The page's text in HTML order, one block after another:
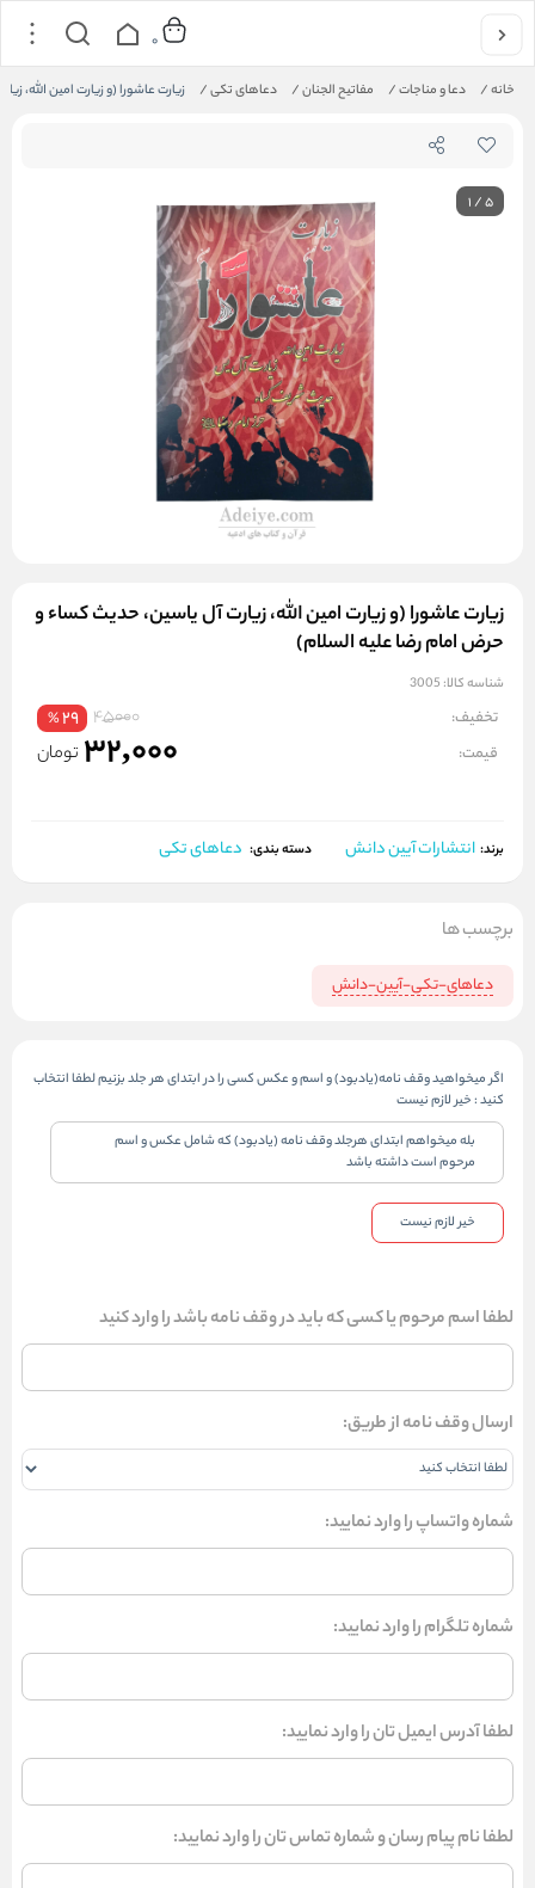
خانه/ دعا و مناجات/ مفاتیح الجنان/ دعاهای تکی/ زیارت عاشورا (و زیارت امین الله،
0
1/5
زیارت عاشورا (و زیارت امین الله، زیارت آل یاسین، حدیث کساء و
حرض امام رضا علیه السلام)
شناسه کالا: 3005
تخفیف: 45000
29
%
قیمت: 32,000 تومان
برند: انتشارات آیین دانش دسته بندی: دعاهای تکی
برچسب ها
دعاهای-تکی-آیین-دانش
اگر میخواهید وقف نامه(یادبود) و اسم و عکس کسی را در ابتدای هر جلد بزنیم لطفا انتخاب
کنید:خیر لازم نیست
بله میخواهم ابتدای هرجلد وقف نامه (یادبود) که شامل عکس و اسم
مرحوم است داشته باشد
خیر لازم نیست
لطفا اسم مرحوم یا کسی که باید در وقف نامه باشد را وارد کنید
ارسال وقف نامه از طریق:
شماره واتساپ را وارد نمایید:
شماره تلگرام را وارد نمایید:
لطفا آدرس ایمیل تان را وارد نمایید:
لطفا نام پیام رسان و شماره تماس تان را وارد نمایید: